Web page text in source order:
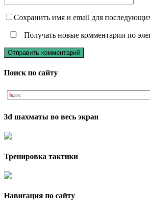
Сохранить имя и email для
Получать новые комментарии по
Поиск по сайту
3d шахматы во весь экран
Тренировка тактики
Навигация по сайту